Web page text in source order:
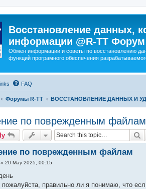
Восстановление данных,
информации @R-TT Форум
Обмен информации и советы по восстановлению
функций програмного обеспечения
FAQ
Форумы R-TT ВОССТАНОВЛЕНИЕ ДАННЫХ И
по поврежденным файлам
по поврежденным файлам
20 May 2025, 00:15
пожалуйста, правильно ли я понимаю, что